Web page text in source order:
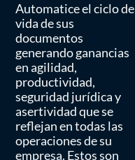
Automatice el ciclo de
vida de sus
documentos
generando ganancias
en agilidad,
productividad,
seguridad jurídica y
asertividad que se
reflejan en todas las
operaciones de su
empresa. Estos son